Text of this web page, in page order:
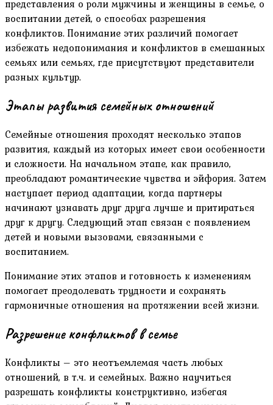
представления о роли мужчины и женщины в семье, о
воспитании детей, о способах разрешения
конфликтов. Понимание этих различий помогает
избежать недопонимания и конфликтов в смешанных
семьях или семьях, где присутствуют представители
разных культур.
Этапы развития семейных отношений
Семейные отношения проходят несколько этапов
развития, каждый из которых имеет свои особенности
и сложности. На начальном этапе, как правило,
преобладают романтические чувства и эйфория. Затем
наступает период адаптации, когда партнеры
начинают узнавать друг друга лучше и притираться
друг к другу. Следующий этап связан с появлением
детей и новыми вызовами, связанными с
воспитанием.
Понимание этих этапов и готовность к изменениям
помогает преодолевать трудности и сохранять
гармоничные отношения на протяжении всей жизни.
Разрешение конфликтов в семье
Конфликты – это неотъемлемая часть любых
отношений, в т.ч. и семейных. Важно научиться
разрешать конфликты конструктивно, избегая